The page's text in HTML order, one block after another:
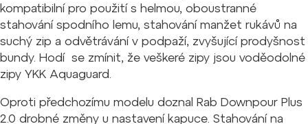
kompatibilní pro použití s helmou, oboustranné
stahování spodního lemu, stahování manžet rukávů na
suchý zip a odvětrávání v podpaží, zvyšující prodyšnost
bundy. Hodí se zmínit, že veškeré zipy jsou voděodolné
zipy YKK Aquaguard.
Oproti předchozímu modelu doznal Rab Downpour Plus
2.0 drobné změny u nastavení kapuce. Stahování na